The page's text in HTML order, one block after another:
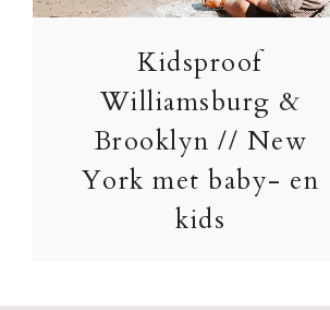
Kidsproof
Williamsburg &
Brooklyn // New
York met baby- en
kids